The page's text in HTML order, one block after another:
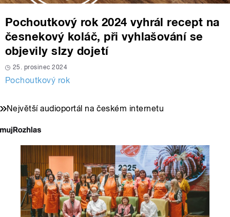
Pochoutkový rok 2024 vyhrál recept na
česnekový koláč, při vyhlašování se
objevily slzy dojetí
25. prosinec 2024
Pochoutkový rok
Největší audioportál na českém internetu